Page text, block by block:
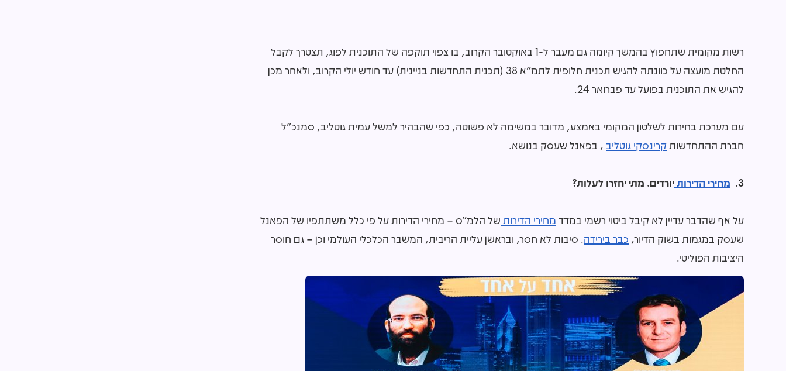
רשות מקומית שתחפוץ בהמשך קיומה גם מעבר ל-1 באוקטובר הקרוב, בו צפוי תוקפה של התוכנית לפוג, תצטרך לקבל
החלטת מועצה על כוונתה להגיש תכנית חלופית לתמ"א 38 (תכנית התחדשות בניינית) עד חודש יולי הקרוב, ולאחר מכן
להגיש את התוכנית בפועל עד פברואר 24.
עם מערכת בחירות לשלטון המקומי באמצע, מדובר במשימה לא פשוטה, כפי שהבהיר למשל עמית גוטליב, סמנכ"ל
חברת ההתחדשותקרינסקי גוטליב , בפאנל שעסק בנושא.
3. מחירי הדירותיורדים. מתי יחזרו לעלות?
על אף שהדבר עדיין לא קיבל ביטוי רשמי במדד מחירי הדירות של הלמ"ס – מחירי הדירות על פי כלל משתתפיו של הפאנל
שעסק במגמות בשוק הדיור, כבר בירידה. סיבות לא חסר, ובראשן עליית הריבית, המשבר הכלכלי העולמי וכן – גם חוסר
היציבות הפוליטי.